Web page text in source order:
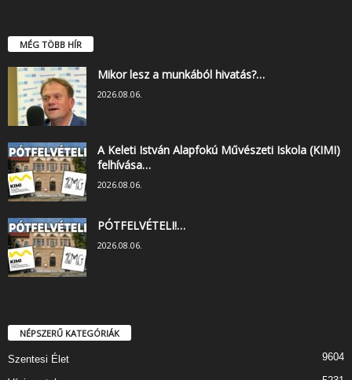
MÉG TÖBB HÍR
Mikor lesz a munkából hivatás?…
2026.08.06.
A Keleti István Alapfokú Művészeti Iskola (KIMI)
felhívása…
2026.08.06.
PÓTFELVÉTELI!…
2026.08.06.
NÉPSZERŰ KATEGÓRIÁK
Szentesi Élet 9604